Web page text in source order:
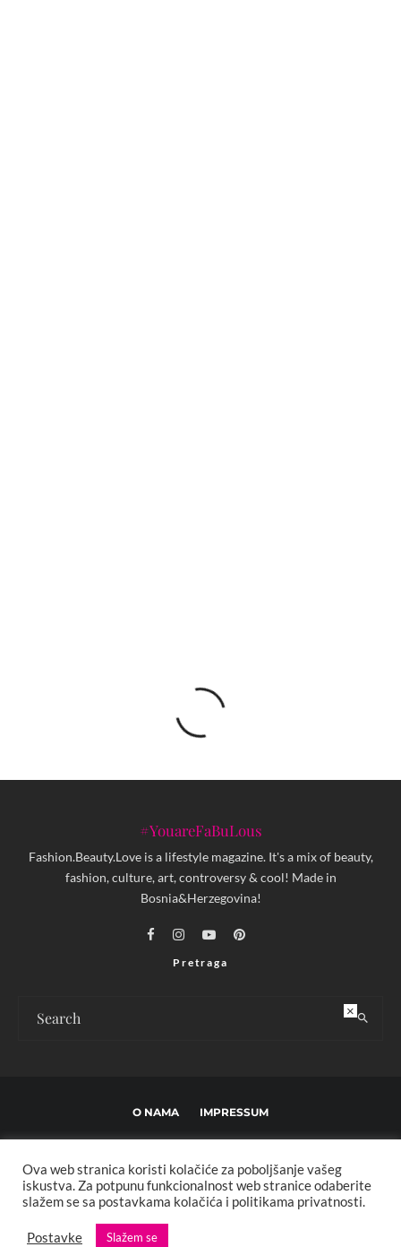
#YouareFaBuLous
Fashion.Beauty.Love is a lifestyle magazine. It's a mix of beauty,
fashion, culture, art, controversy & cool! Made in
Bosnia&Herzegovina!
Pretraga
O NAMA IMPRESSUM
POLITIKA PRIVATNOSTI MARKETING KONTAKT
Copyright © 2013 - 2025 FBL creative. Sva prava zadržana. Developed by:
Ova web stranica koristi kolačiće za poboljšanje vašeg
iskustva. Za potpunu funkcionalnost web stranice odaberite
slažem se sa postavkama kolačića i politikama privatnosti.
Postavke Slažem se
×